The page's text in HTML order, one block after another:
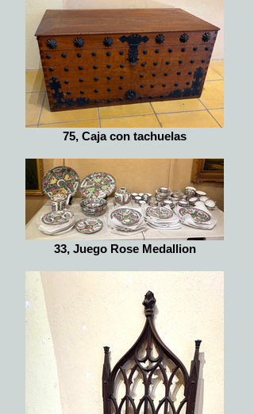
75, Caja con tachuelas
33, Juego Rose Medallion